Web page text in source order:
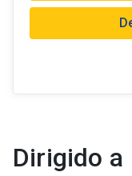
Dirigido a